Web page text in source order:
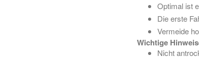
Optimal ist
Die erste
Vermeide
Wichtige
Nicht